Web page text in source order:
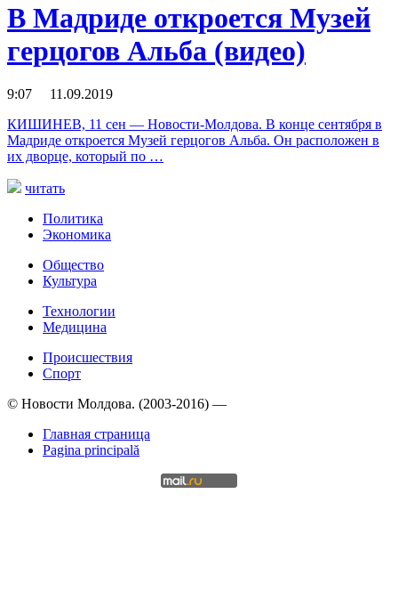
В Мадриде откроется Музей
герцогов Альба (видео)
9:07 11.09.2019
КИШИНЕВ, 11 сен — Новости-Молдова. В конце сентября в
Мадриде откроется Музей герцогов Альба. Он расположен в
их дворце, который по …
читать
Политика
Экономика
Общество
Культура
Технологии
Медицина
Происшествия
Спорт
© Новости Молдова. (2003-2016) —
Главная страница
Pagina principală